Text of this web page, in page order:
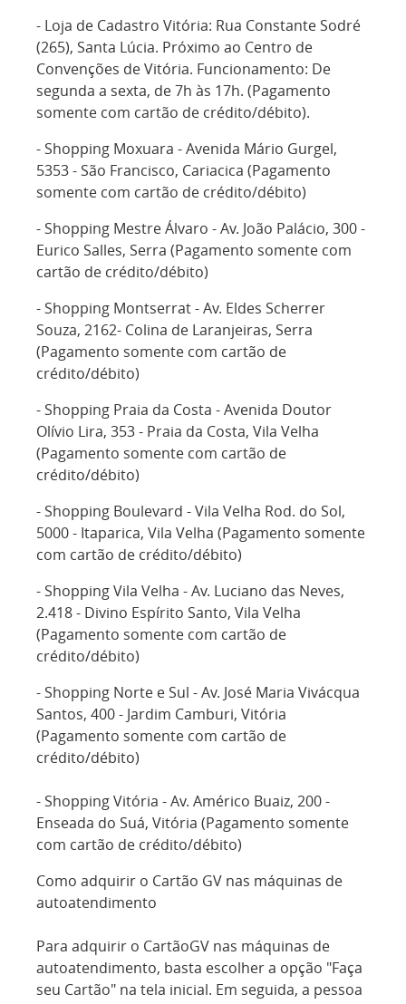
- Loja de Cadastro Vitória: Rua Constante Sodré
(265), Santa Lúcia. Próximo ao Centro de
Convenções de Vitória. Funcionamento: De
segunda a sexta, de 7h às 17h. (Pagamento
somente com cartão de crédito/débito).
- Shopping Moxuara - Avenida Mário Gurgel,
5353 - São Francisco, Cariacica (Pagamento
somente com cartão de crédito/débito)
- Shopping Mestre Álvaro - Av. João Palácio, 300 -
Eurico Salles, Serra (Pagamento somente com
cartão de crédito/débito)
- Shopping Montserrat - Av. Eldes Scherrer
Souza, 2162- Colina de Laranjeiras, Serra
(Pagamento somente com cartão de
crédito/débito)
- Shopping Praia da Costa - Avenida Doutor
Olívio Lira, 353 - Praia da Costa, Vila Velha
(Pagamento somente com cartão de
crédito/débito)
- Shopping Boulevard - Vila Velha Rod. do Sol,
5000 - Itaparica, Vila Velha (Pagamento somente
com cartão de crédito/débito)
- Shopping Vila Velha - Av. Luciano das Neves,
2.418 - Divino Espírito Santo, Vila Velha
(Pagamento somente com cartão de
crédito/débito)
- Shopping Norte e Sul - Av. José Maria Vivácqua
Santos, 400 - Jardim Camburi, Vitória
(Pagamento somente com cartão de
crédito/débito)
- Shopping Vitória - Av. Américo Buaiz, 200 -
Enseada do Suá, Vitória (Pagamento somente
com cartão de crédito/débito)
Como adquirir o Cartão GV nas máquinas de
autoatendimento
Para adquirir o CartãoGV nas máquinas de
autoatendimento, basta escolher a opção "Faça
seu Cartão" na tela inicial. Em seguida, a pessoa